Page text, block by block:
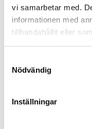
vi samarbetar med.
informationen med
tillhandahållit eller
deras tjänster.
Nödvändig
Inställningar
Debatt